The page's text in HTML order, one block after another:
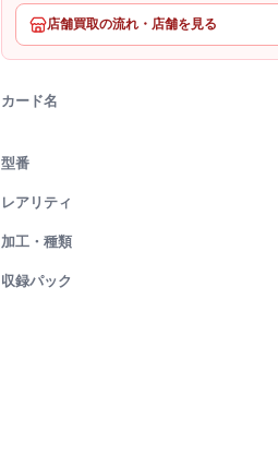
店舗買取の流れ・店舗を見る
カード名
型番
レアリティ
加工・種類
収録パック